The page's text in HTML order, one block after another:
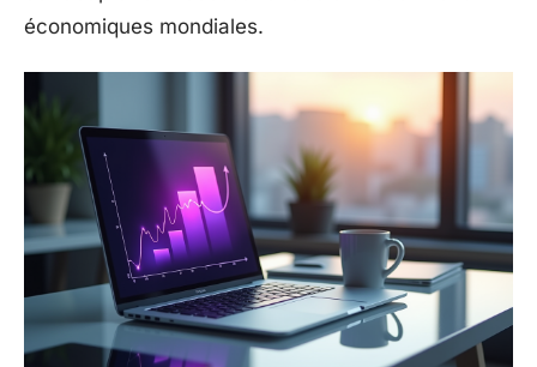
économiques mondiales.